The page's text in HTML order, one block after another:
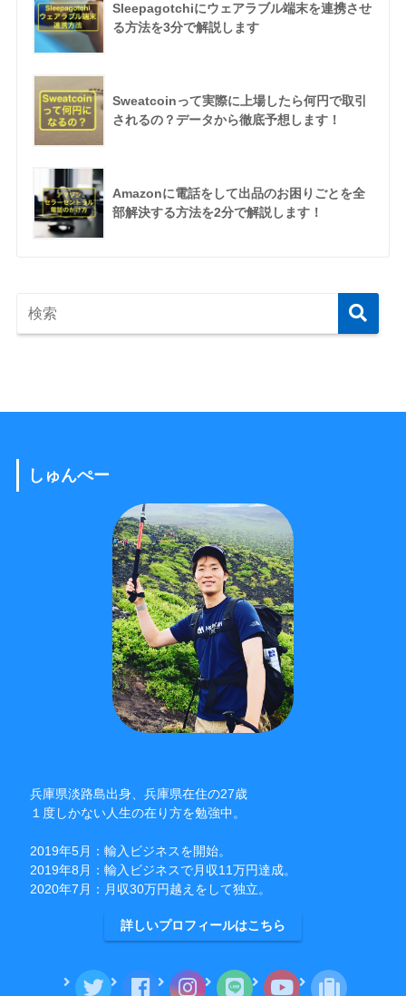
Sleepagotchiにウェアラブル端末を連携させ
る方法を3分で解説します
Sweatcoinって実際に上場したら何円で取引
されるの？データから徹底予想します！
Amazonに電話をして出品のお困りごとを全
部解決する方法を2分で解説します！
しゅんぺー
兵庫県淡路島出身、兵庫県在住の27歳
１度しかない人生の在り方を勉強中。
2019年5月：輸入ビジネスを開始。
2019年8月：輸入ビジネスで月収11万円達成。
2020年7月：月収30万円越えをして独立。
詳しいプロフィールはこちら